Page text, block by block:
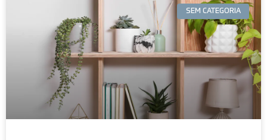
SEM CATEGORIA